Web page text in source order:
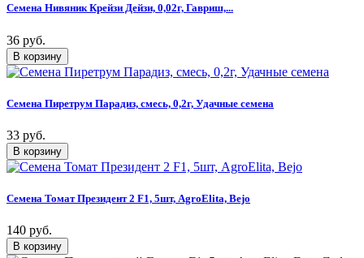
Семена Нивяник Крейзи Дейзи, 0,02г, Гавриш,...
36 руб.
Семена Пиретрум Парадиз, смесь, 0,2г, Удачные семена
33 руб.
Семена Томат Президент 2 F1, 5шт, AgroElita, Bejo
140 руб.